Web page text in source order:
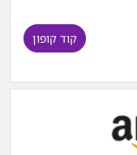
קוד קופון